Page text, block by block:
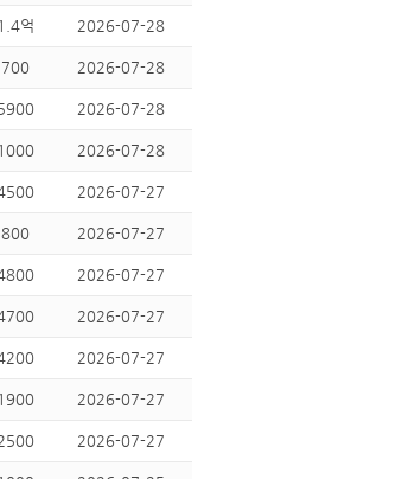
1.4억 2026-07-28
700 2026-07-28
2026-07-28
1000 2026-07-28
2026-07-27
800 2026-07-27
2026-07-27
2026-07-27
2026-07-27
1900 2026-07-27
2026-07-27